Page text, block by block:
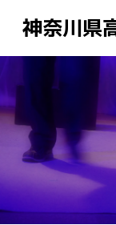
神奈川県